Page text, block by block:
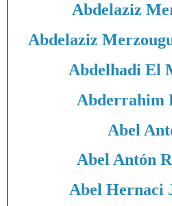
Abdelaziz
Abdelaziz
Abdelhadi El
Abderrahim
Abel
Abel Antón
Abel Hernaci